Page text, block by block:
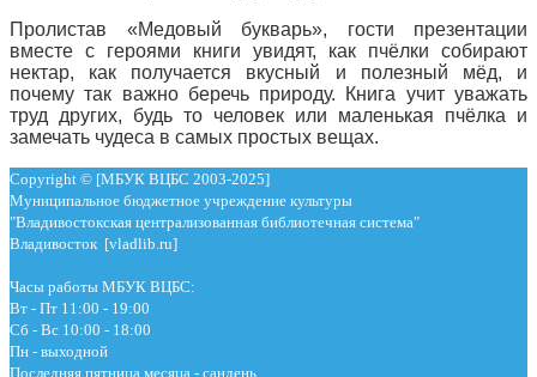
Пролистав «Медовый букварь», гости презентации
вместе с героями книги увидят, как пчёлки собирают
нектар, как получается вкусный и полезный мёд, и
почему так важно беречь природу. Книга учит уважать
труд других, будь то человек или маленькая пчёлка и
замечать чудеса в самых простых вещах.
Copyright © [МБУК ВЦБС 2003-2025]
Муниципальное бюджетное учреждение культуры
"Владивостокская централизованная библиотечная система"
Владивосток [vladlib.ru]
Часы работы МБУК ВЦБС:
Вт - Пт 11:00 - 19:00
Сб - Вс 10:00 - 18:00
Пн - выходной
Последняя пятница месяца - сандень